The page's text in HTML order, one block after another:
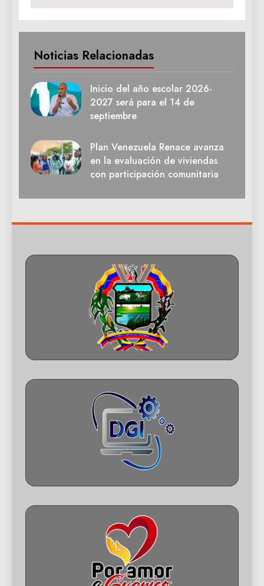
Noticias Relacionadas
Inicio del año escolar 2026-
2027 será para el 14 de
septiembre
Plan Venezuela Renace avanza
en la evaluación de viviendas
con participación comunitaria